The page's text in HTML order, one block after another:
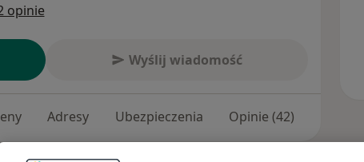
opinie
Wyślij wiadomość
Adresy Ubezpieczenia Opinie (42)